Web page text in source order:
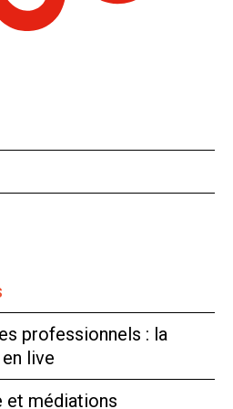
professionnels : la
live
et médiations